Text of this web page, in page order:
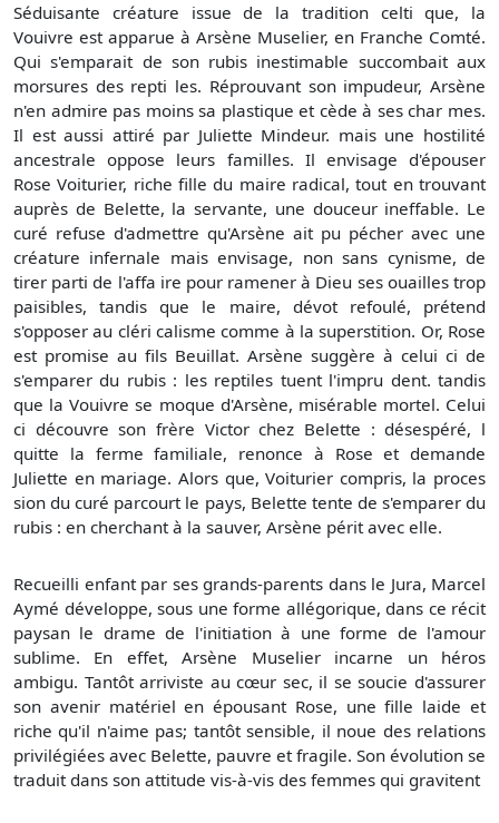
Séduisante créature issue de la tradition celti que, la
Vouivre est apparue à Arsène Muselier, en Franche Comté.
Qui s'emparait de son rubis inestimable succombait aux
morsures des repti les. Réprouvant son impudeur, Arsène
n'en admire pas moins sa plastique et cède à ses char mes.
Il est aussi attiré par Juliette Mindeur. mais une hostilité
ancestrale oppose leurs familles. Il envisage d'épouser
Rose Voiturier, riche fille du maire radical, tout en trouvant
auprès de Belette, la servante, une douceur ineffable. Le
curé refuse d'admettre qu'Arsène ait pu pécher avec une
créature infernale mais envisage, non sans cynisme, de
tirer parti de l'affa ire pour ramener à Dieu ses ouailles trop
paisibles, tandis que le maire, dévot refoulé, prétend
s'opposer au cléri calisme comme à la superstition. Or, Rose
est promise au fils Beuillat. Arsène suggère à celui ci de
s'emparer du rubis : les reptiles tuent l'impru dent. tandis
que la Vouivre se moque d'Arsène, misérable mortel. Celui
ci découvre son frère Victor chez Belette : désespéré, l
quitte la ferme familiale, renonce à Rose et demande
Juliette en mariage. Alors que, Voiturier compris, la proces
sion du curé parcourt le pays, Belette tente de s'emparer du
rubis : en cherchant à la sauver, Arsène périt avec elle.
Recueilli enfant par ses grands-parents dans le Jura, Marcel
Aymé développe, sous une forme allégorique, dans ce récit
paysan le drame de l'initiation à une forme de l'amour
sublime. En effet, Arsène Muselier incarne un héros
ambigu. Tantôt arriviste au cœur sec, il se soucie d'assurer
son avenir matériel en épousant Rose, une fille laide et
riche qu'il n'aime pas; tantôt sensible, il noue des relations
privilégiées avec Belette, pauvre et fragile. Son évolution se
traduit dans son attitude vis-à-vis des femmes qui gravitent